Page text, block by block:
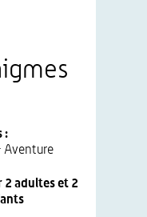
:
Aventure
2 adultes et 2